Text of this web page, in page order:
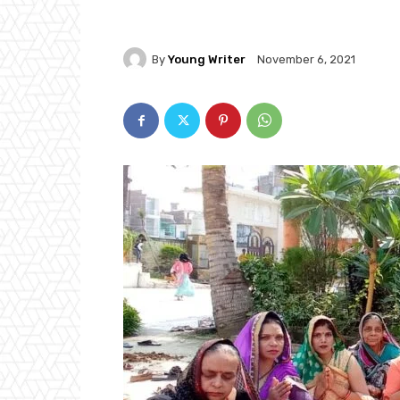
By Young Writer November 6, 2021